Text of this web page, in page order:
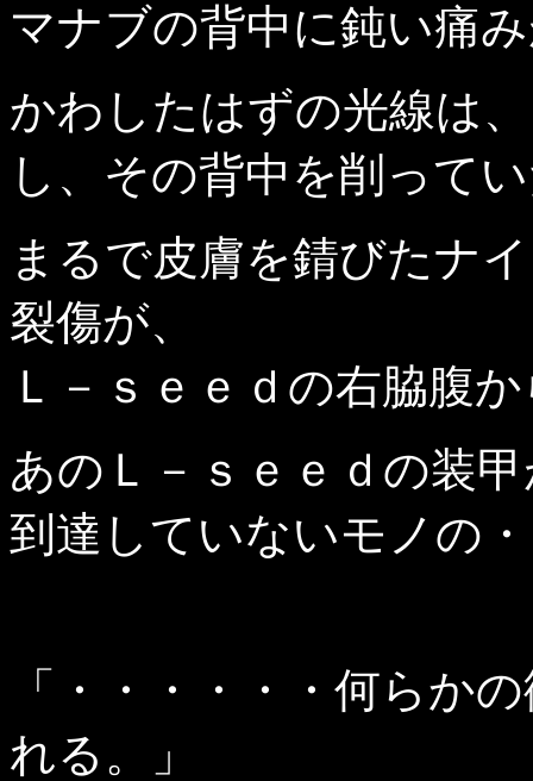
マナブの背中に鈍い痛
かわしたはずの光線は
し、その背中を削って
まるで皮膚を錆びたナ
裂傷が、
Ｌ－ｓｅｅｄの右脇腹
あのＬ－ｓｅｅｄの装
到達していないモノの
「・・・・・・何らか
れる。」